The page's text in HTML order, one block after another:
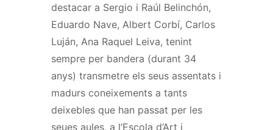
destacar a Sergio i Raúl Belinchón,
Eduardo Nave, Albert Corbí, Carlos
Luján, Ana Raquel Leiva, tenint
sempre per bandera (durant 34
anys) transmetre els seus assentats i
madurs coneixements a tants
deixebles que han passat per les
seues aules, a l’Escola d’Art i